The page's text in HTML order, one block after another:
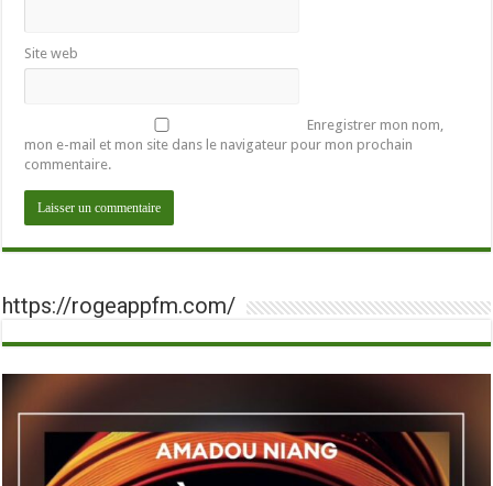
Site web
Enregistrer mon nom,
mon e-mail et mon site dans le navigateur pour mon prochain
commentaire.
https://rogeappfm.com/